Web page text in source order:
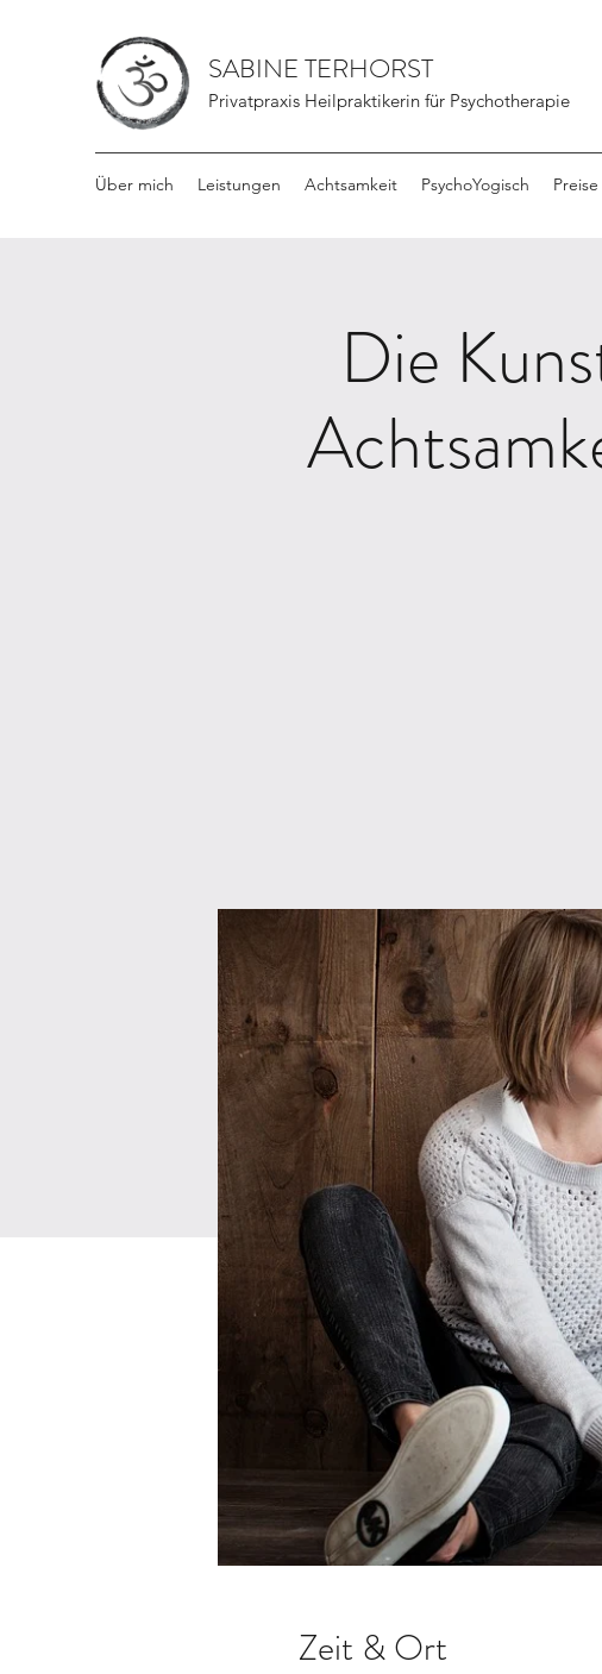
SABINE TERHORST
Privatpraxis Heilpraktikerin für Psychotherapie
Über mich Leistungen Achtsamkeit PsychoYogisch Preise
Die
Zeit & Ort